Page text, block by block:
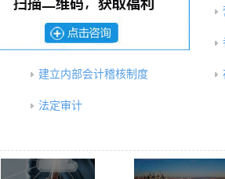
企业所得税
香港利得税
建立内部会计稽核制度
法定审计